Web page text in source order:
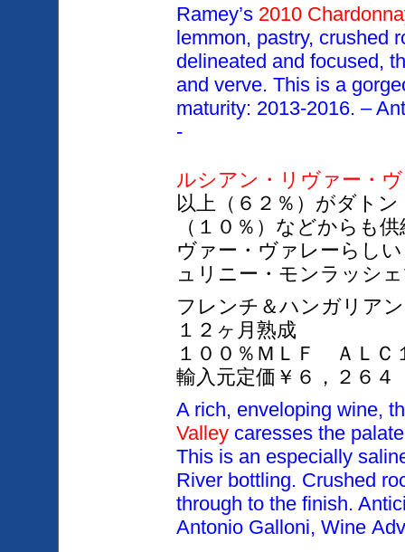
Ramey’s 2010
lemmon, pastry, crushed
delineated and focused,
and verve. This is a
maturity: 2013-2016. –
-
ルシアン・リヴァー・
以上（６２％）がダトン
（１０％）などからも
ヴァー・ ヴァ レーらし
ュリニー・モンラッシ
フレンチ＆ハンガリア
１２ヶ月熟成
１００％ＭＬＦ ＡＬＣ
輸入元定価￥６，２６４
A rich, enveloping wine,
Valley caresses the
This is an especially
River bottling. Crushed
through to the finish.
Antonio Galloni, Wine